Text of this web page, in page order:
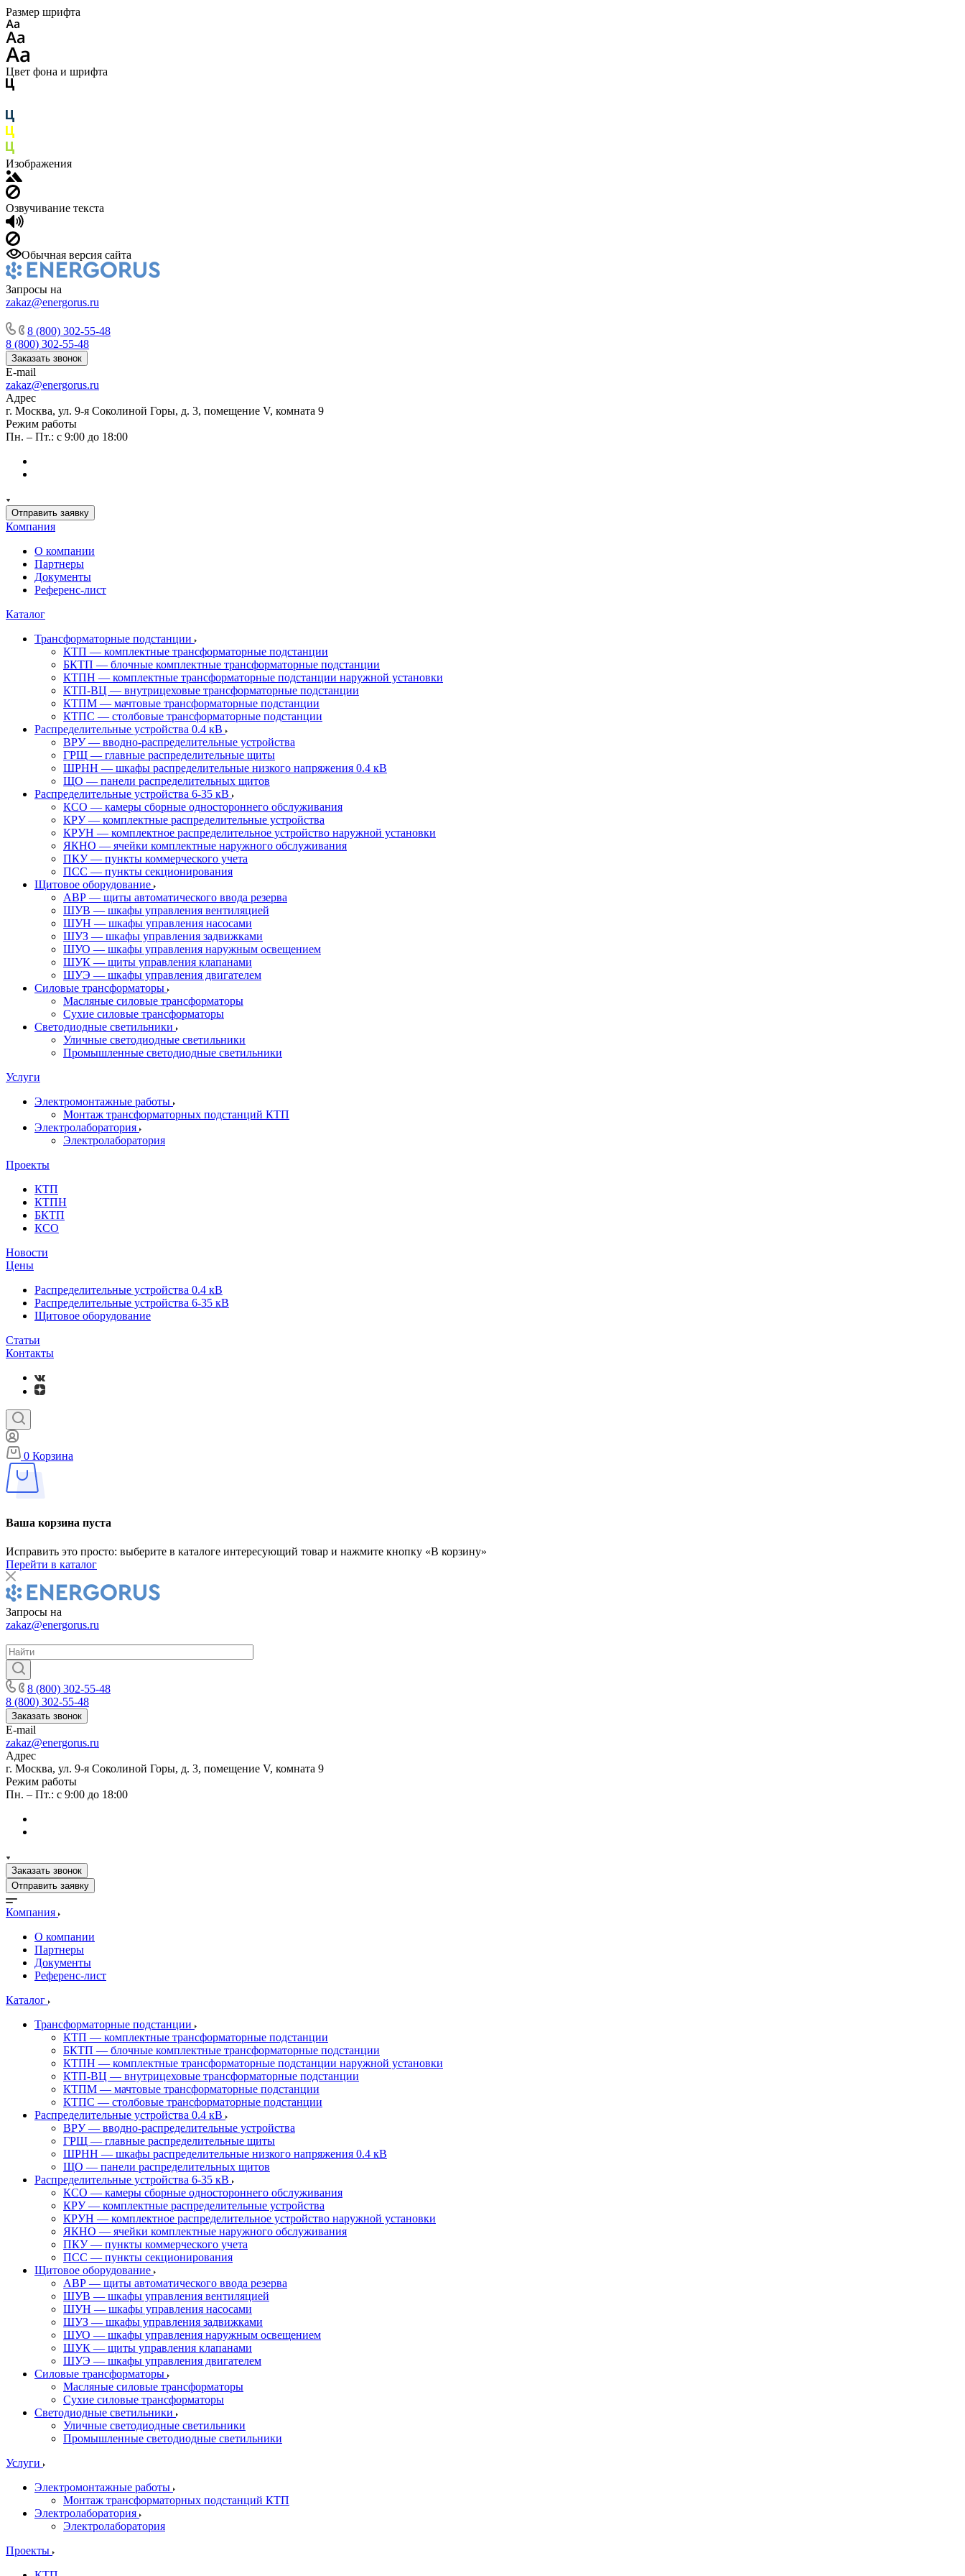
Размер шрифта
Цвет фона и шрифта
Изображения
Озвучивание текста
Обычная версия сайта
Запросы на
zakaz@energorus.ru
8 (800) 302-55-48
8 (800) 302-55-48
Заказать звонок
E-mail
zakaz@energorus.ru
Адрес
г. Москва, ул. 9-я Соколиной Горы, д. 3, помещение V, комната 9
Режим работы
Пн. – Пт.: с 9:00 до 18:00
Отправить заявку
Компания
О компании
Партнеры
Документы
Референс-лист
Каталог
Трансформаторные подстанции
КТП — комплектные трансформаторные подстанции
БКТП — блочные комплектные трансформаторные подстанции
КТПН — комплектные трансформаторные подстанции наружной установки
КТП-ВЦ — внутрицеховые трансформаторные подстанции
КТПМ — мачтовые трансформаторные подстанции
КТПС — столбовые трансформаторные подстанции
Распределительные устройства 0.4 кВ
ВРУ — вводно-распределительные устройства
ГРЩ — главные распределительные щиты
ШРНН — шкафы распределительные низкого напряжения 0.4 кВ
ЩО — панели распределительных щитов
Распределительные устройства 6-35 кВ
КСО — камеры сборные одностороннего обслуживания
КРУ — комплектные распределительные устройства
КРУН — комплектное распределительное устройство наружной установки
ЯКНО — ячейки комплектные наружного обслуживания
ПКУ — пункты коммерческого учета
ПСС — пункты секционирования
Щитовое оборудование
АВР — щиты автоматического ввода резерва
ШУВ — шкафы управления вентиляцией
ШУН — шкафы управления насосами
ШУЗ — шкафы управления задвижками
ШУО — шкафы управления наружным освещением
ШУК — щиты управления клапанами
ШУЭ — шкафы управления двигателем
Силовые трансформаторы
Масляные силовые трансформаторы
Сухие силовые трансформаторы
Светодиодные светильники
Уличные светодиодные светильники
Промышленные светодиодные светильники
Услуги
Электромонтажные работы
Монтаж трансформаторных подстанций КТП
Электролаборатория
Электролаборатория
Проекты
КТП
КТПН
БКТП
КСО
Новости
Цены
Распределительные устройства 0.4 кВ
Распределительные устройства 6-35 кВ
Щитовое оборудование
Статьи
Контакты
0 Корзина
Ваша корзина пуста
Исправить это просто: выберите в каталоге интересующий товар и нажмите кнопку «В корзину»
Перейти в каталог
Запросы на
zakaz@energorus.ru
8 (800) 302-55-48
8 (800) 302-55-48
Заказать звонок
E-mail
zakaz@energorus.ru
Адрес
г. Москва, ул. 9-я Соколиной Горы, д. 3, помещение V, комната 9
Режим работы
Пн. – Пт.: с 9:00 до 18:00
Заказать звонок
Отправить заявку
Компания
О компании
Партнеры
Документы
Референс-лист
Каталог
Трансформаторные подстанции
КТП — комплектные трансформаторные подстанции
БКТП — блочные комплектные трансформаторные подстанции
КТПН — комплектные трансформаторные подстанции наружной установки
КТП-ВЦ — внутрицеховые трансформаторные подстанции
КТПМ — мачтовые трансформаторные подстанции
КТПС — столбовые трансформаторные подстанции
Распределительные устройства 0.4 кВ
ВРУ — вводно-распределительные устройства
ГРЩ — главные распределительные щиты
ШРНН — шкафы распределительные низкого напряжения 0.4 кВ
ЩО — панели распределительных щитов
Распределительные устройства 6-35 кВ
КСО — камеры сборные одностороннего обслуживания
КРУ — комплектные распределительные устройства
КРУН — комплектное распределительное устройство наружной установки
ЯКНО — ячейки комплектные наружного обслуживания
ПКУ — пункты коммерческого учета
ПСС — пункты секционирования
Щитовое оборудование
АВР — щиты автоматического ввода резерва
ШУВ — шкафы управления вентиляцией
ШУН — шкафы управления насосами
ШУЗ — шкафы управления задвижками
ШУО — шкафы управления наружным освещением
ШУК — щиты управления клапанами
ШУЭ — шкафы управления двигателем
Силовые трансформаторы
Масляные силовые трансформаторы
Сухие силовые трансформаторы
Светодиодные светильники
Уличные светодиодные светильники
Промышленные светодиодные светильники
Услуги
Электромонтажные работы
Монтаж трансформаторных подстанций КТП
Электролаборатория
Электролаборатория
Проекты